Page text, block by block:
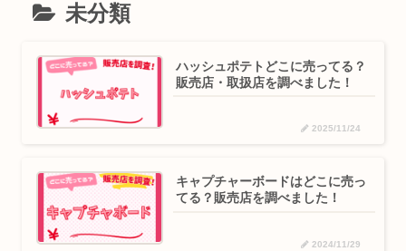
未分類
ハッシュポテトどこに売ってる？
販売店・取扱店を調べました！
2025/11/24
キャプチャーボードはどこに売っ
てる？販売店を調べました！
2024/11/29